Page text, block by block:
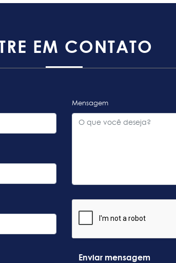
EM CONTATO
Mensagem
Enviar mensagem